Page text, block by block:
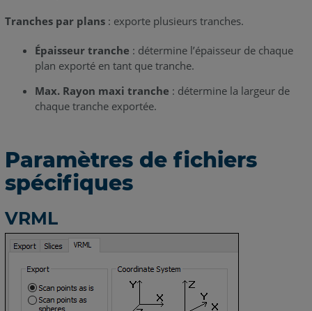
Tranches par plans: exporte plusieurs tranches.
Épaisseur tranche : détermine l’épaisseur de chaque
plan exporté en tant que tranche.
Max. Rayon maxi tranche : détermine la largeur de
chaque tranche exportée.
Paramètres de fichiers
spécifiques
VRML